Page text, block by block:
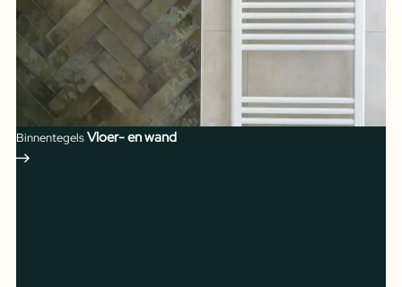
BinnentegelsVloer- en wand